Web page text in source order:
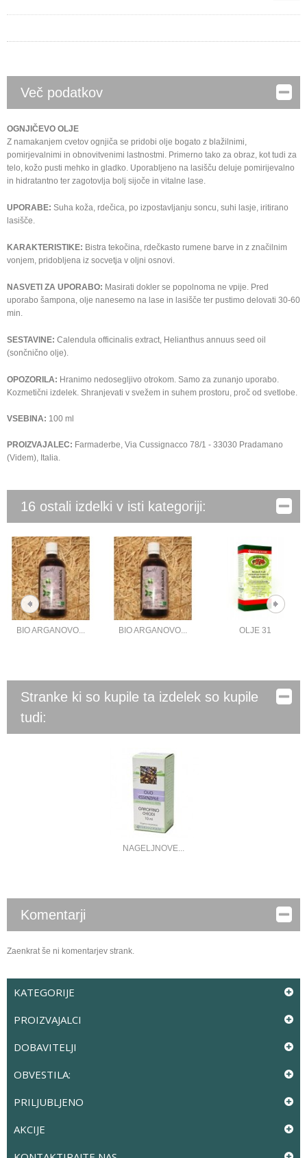
Več podatkov
OGNJIČEVO OLJE
Z namakanjem cvetov ognjiča se pridobi olje bogato z blažilnimi,
pomirjevalnimi in obnovitvenimi lastnostmi. Primerno tako za obraz, kot tudi za
telo, kožo pusti mehko in gladko. Uporabljeno na lasišču deluje pomirijevalno
in hidratantno ter zagotovlja bolj sijoče in vitalne lase.
UPORABE: Suha koža, rdečica, po izpostavljanju soncu, suhi lasje, iritirano
lasišče.
KARAKTERISTIKE: Bistra tekočina, rdečkasto rumene barve in z značilnim
vonjem, pridobljena iz socvetja v oljni osnovi.
NASVETI ZA UPORABO: Masirati dokler se popolnoma ne vpije. Pred
uporabo šampona, olje nanesemo na lase in lasišče ter pustimo delovati 30-60
min.
SESTAVINE: Calendula officinalis extract, Helianthus annuus seed oil
(sončnično olje).
OPOZORILA: Hranimo nedosegljivo otrokom. Samo za zunanjo uporabo.
Kozmetični izdelek. Shranjevati v svežem in suhem prostoru, proč od svetlobe.
VSEBINA: 100 ml
PROIZVAJALEC: Farmaderbe, Via Cussignacco 78/1 - 33030 Pradamano
(Videm), Italia.
16 ostali izdelki v isti kategoriji:
BIO ARGANOVO... BIO ARGANOVO... OLJE 31
Stranke ki so kupile ta izdelek so kupile
tudi:
NAGELJNOVE...
Komentarji
Zaenkrat še ni komentarjev strank.
KATEGORIJE
PROIZVAJALCI
DOBAVITELJI
OBVESTILA:
PRILJUBLJENO
AKCIJE